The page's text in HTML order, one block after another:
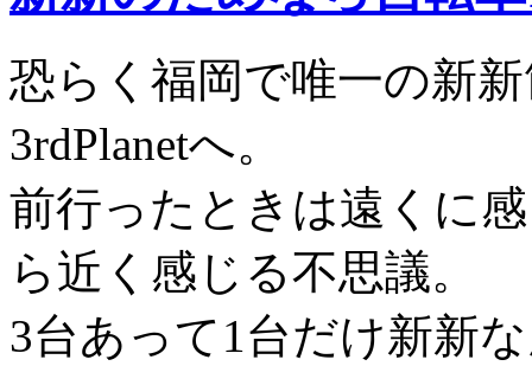
恐らく福岡で唯一の新
3rdPlanetへ。
前行ったときは遠くに
ら近く感じる不思議。
3台あって1台だけ新新